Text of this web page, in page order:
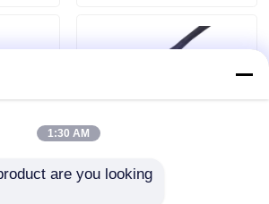
kabelsamenstelling
UL
1:30 AM
are you looking